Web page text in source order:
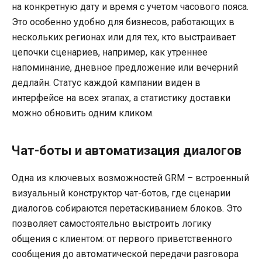
на конкретную дату и время с учетом часового пояса.
Это особенно удобно для бизнесов, работающих в
нескольких регионах или для тех, кто выстраивает
цепочки сценариев, например, как утреннее
напоминание, дневное предложение или вечерний
дедлайн. Статус каждой кампании виден в
интерфейсе на всех этапах, а статистику доставки
можно обновить одним кликом.
Чат-боты и автоматизация диалогов
Одна из ключевых возможностей GRM – встроенный
визуальный конструктор чат-ботов, где сценарии
диалогов собираются перетаскиванием блоков. Это
позволяет самостоятельно выстроить логику
общения с клиентом: от первого приветственного
сообщения до автоматической передачи разговора